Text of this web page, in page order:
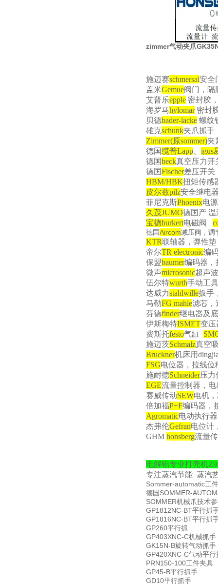
zimmer气动夹爪
施迈赛schmersal安全
盖米Gemue阀门，隔
艾普乐epple 密封胶
海罗马hylomar密封
贝德bader-lacke 螺纹
雄克schunk夹爪抓手
Zimmer(原sommer)夹
德国缆普Lapp igus
德国beck真空压力开
德国Fischer差压开关
HBM/HBK扭矩传感
皮尔兹pilz安全继电
菲尼克斯Phoenix电
久茂JUMO德国产
宝德burkert电磁阀
德国 Aircom减压阀，调
KTR联轴器，弹性垫
帝尔TR electronic编
保盟baumer编码器，
微声microsonic超声
伍尔特wurth手动工
达威力stahlwille扳手
马勒FG mahle滤芯，
芬德finder继电器及
伊斯梅特ISMET变压
费斯托festo气缸
施迈茨Schmalz真空
Bruckner机床用
FSG电位器，拉线
施耐德Schneider压力
EGE流量控制器，电
赛威传动SEW电机
倍加福P+F编码器，
Agromatic电动执行
杰弗伦Gefran电位计
GHM honsberg流量
电解铝专业打壳机
专注蒸汽节能 蒸汽
Sommer-automatic工
德国SOMMER-
SOMMER机械爪技术
GP1812NC-BT平行抓
GP1816NC-BT平行抓
GP260平行抓
GP403XNC-C机械抓手
GK15N-B旋转气动抓手
GP420XNC-C气动平行
PRN150-100工件夹具
GP45-B平行抓手
GD10平行抓手